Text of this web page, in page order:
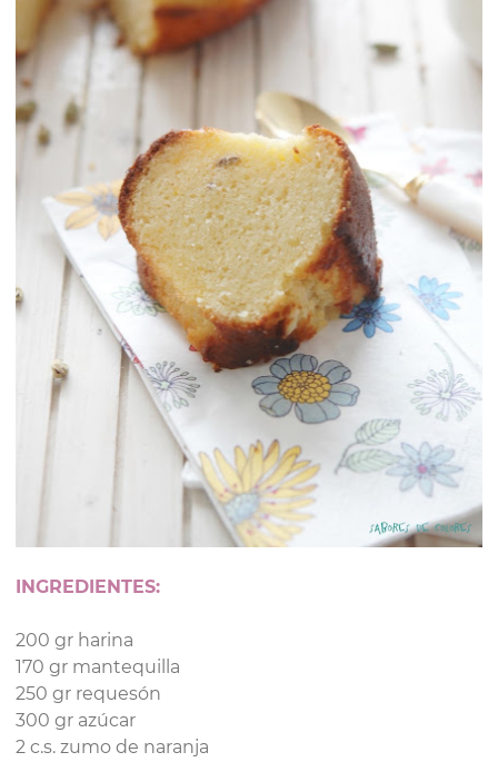
INGREDIENTES:
200 gr harina
170 gr mantequilla
250 gr requesón
300 gr azúcar
2 c.s. zumo de naranja